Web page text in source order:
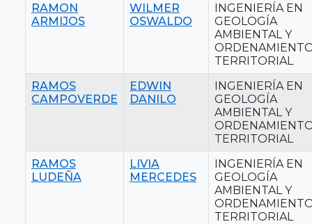
RAMON
ARMIJOS
WILMER
OSWALDO
INGENIERÍA EN
GEOLOGÍA
AMBIENTAL Y
TERRITORIAL
RAMOS
CAMPOVERDE
EDWIN
DANILO
INGENIERÍA EN
GEOLOGÍA
AMBIENTAL Y
TERRITORIAL
RAMOS
LUDEÑA
LIVIA
MERCEDES
INGENIERÍA EN
GEOLOGÍA
AMBIENTAL Y
TERRITORIAL